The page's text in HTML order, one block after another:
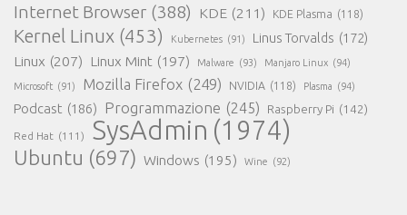
Internet Browser (388) KDE (211) KDE Plasma (118)
Kernel Linux (453) Kubernetes (91) Linus Torvalds (172)
Linux (207) Linux Mint (197) Malware (93) Manjaro Linux (94)
Microsoft (91) Mozilla Firefox (249) NVIDIA (118) Plasma (94)
Podcast (186) Programmazione (245) Raspberry Pi (142)
Red Hat (111) SysAdmin (1974)
Ubuntu (697) Windows (195) Wine (92)